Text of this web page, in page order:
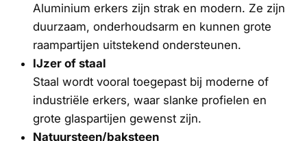
Aluminium erkers zijn strak en modern. Ze zijn
duurzaam, onderhoudsarm en kunnen grote
raampartijen uitstekend ondersteunen.
IJzer of staal
Staal wordt vooral toegepast bij moderne of
industriële erkers, waar slanke profielen en
grote glaspartijen gewenst zijn.
Natuursteen/baksteen